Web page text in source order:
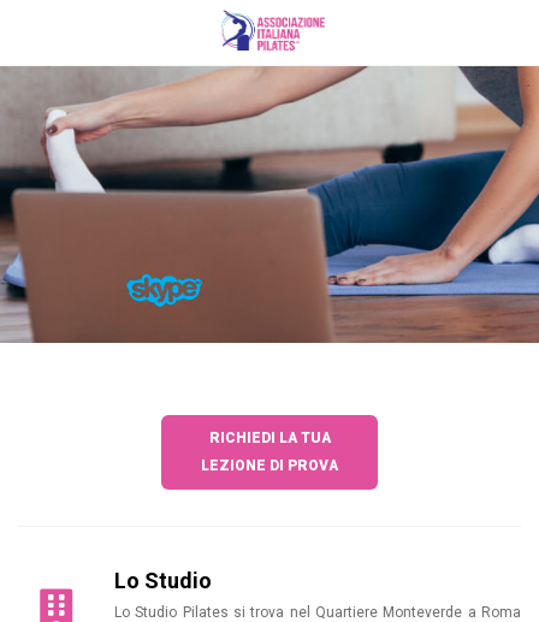
RICHIEDI LA TUA
LEZIONE DI PROVA
Lo Studio
Lo Studio Pilates si trova nel Quartiere Monteverde a Roma